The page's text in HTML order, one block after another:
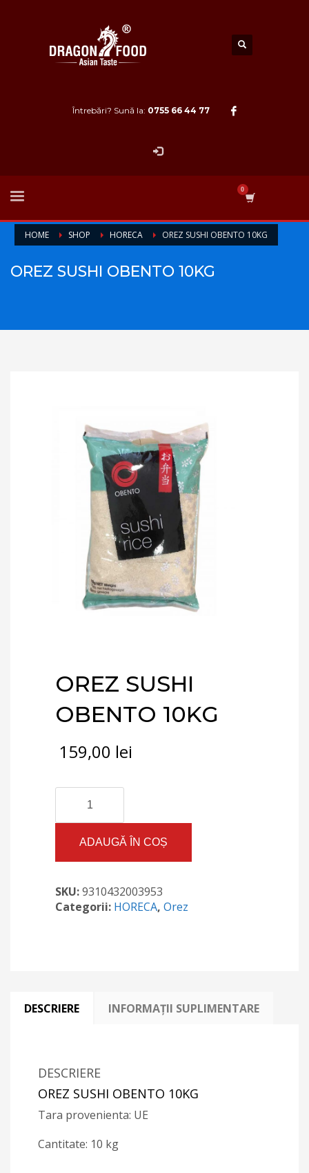
Întrebări? Sună la: 0755 66 44 77
HOME SHOP HORECA OREZ SUSHI OBENTO 10KG
OREZ SUSHI OBENTO 10KG
OREZ SUSHI
OBENTO 10KG
159,00 lei
SUSHI
OBENTO
ADAUGĂ ÎN COȘ
SKU:9310432003953
Categorii: HORECA, Orez
DESCRIERE INFORMAȚII SUPLIMENTARE
DESCRIERE
OREZ SUSHI OBENTO 10KG
Tara provenienta: UE
Cantitate: 10 kg